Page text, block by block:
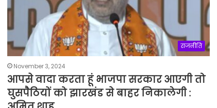
राजनीति
November 3, 2024
आपसे वादा करता हूं भाजपा सरकार आएगी तो
घुसपैठियों को झारखंड से बाहर निकालेगी :